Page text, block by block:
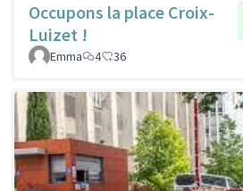
Occupons la place Croix-
Luizet !
Emma
4 36